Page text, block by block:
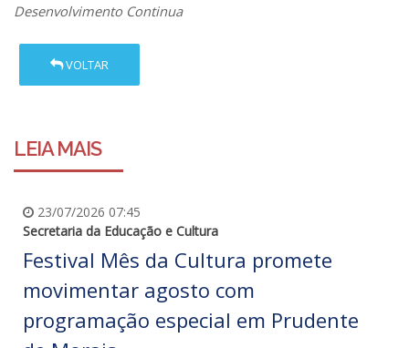
Desenvolvimento Continua
VOLTAR
LEIA MAIS
23/07/2026 07:45
Secretaria da Educação e Cultura
Festival Mês da Cultura promete
movimentar agosto com
programação especial em Prudente